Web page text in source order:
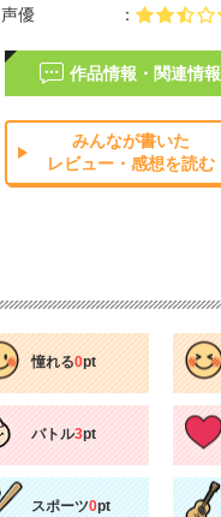
声優
作品情報・関連情報
みんなが書いた
レビュー・感想を読む
憧れる0pt
バトル3pt
スポーツ0pt